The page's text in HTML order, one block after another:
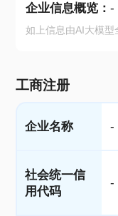
企业信息概览： -
如上信息由AI大模
工商注册
企业名称 -
社会统一信
用代码
-